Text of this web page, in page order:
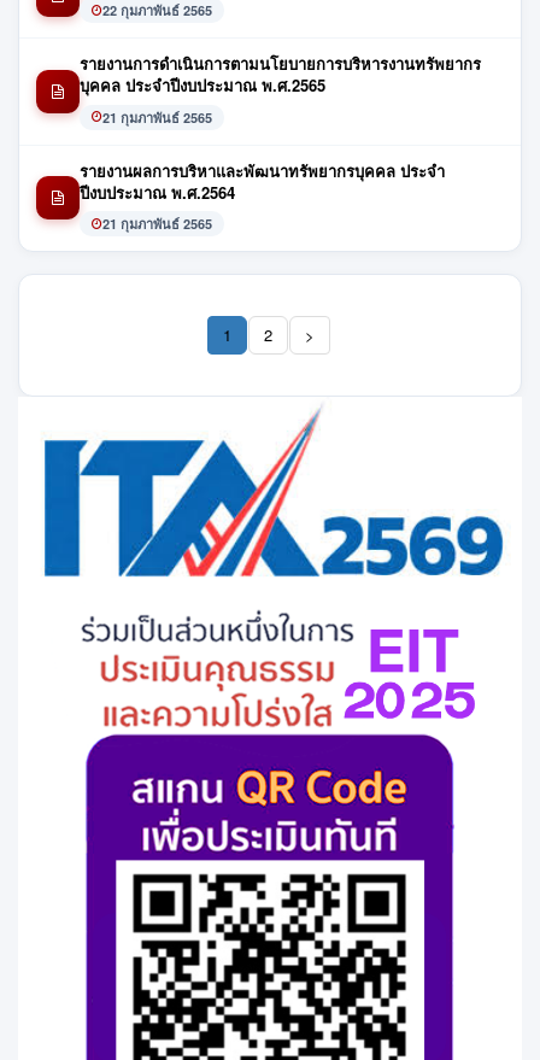
22 กุมภาพันธ์ 2565
รายงานการดำเนินการตามนโยบายการบริหารงานทรัพยากร
บุคคล ประจำปีงบประมาณ พ.ศ.2565
21 กุมภาพันธ์ 2565
รายงานผลการบริหาและพัฒนาทรัพยากรบุคคล ประจำ
ปีงบประมาณ พ.ศ.2564
21 กุมภาพันธ์ 2565
1 (current)
2 >